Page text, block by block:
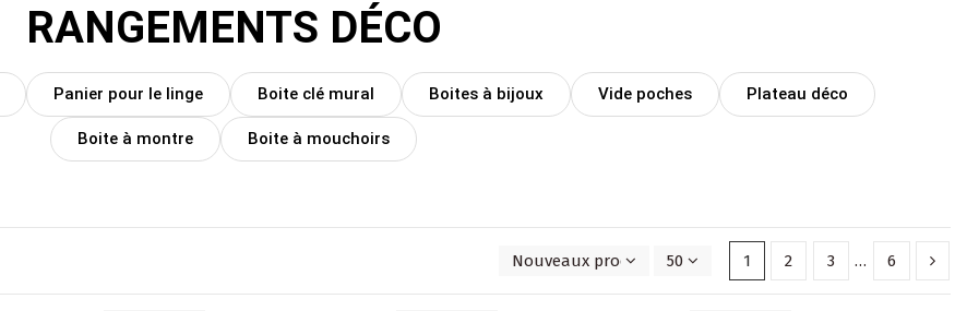
RANGEMENTS DÉCO
Panier pour le linge Boite clé mural Boites à bijoux Vide poches Plateau déco
Boite à montre Boite à mouchoirs
Nouveaux produits en premier
50 1 2 3 … 6